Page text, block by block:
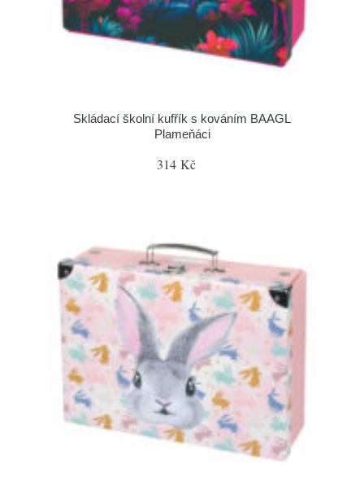
Skládací školní kufřík s kováním BAAGL
Plameňáci
314 Kč